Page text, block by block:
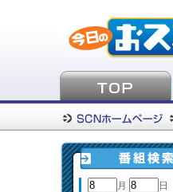
月
日